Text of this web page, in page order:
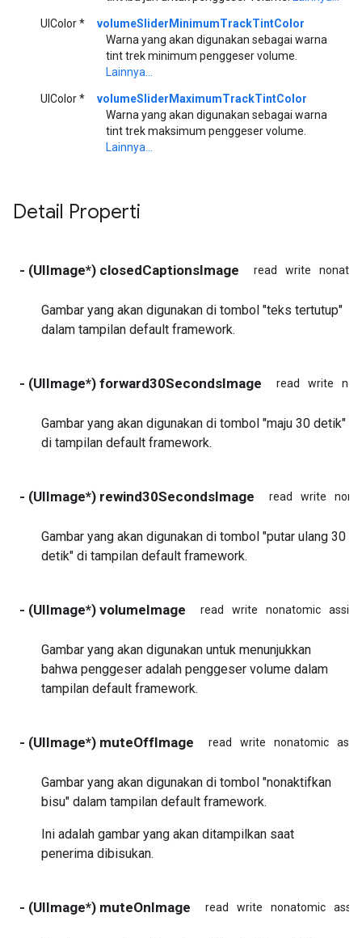
UIColor *
volumeSliderMinimumTrackTintColor
Warna yang akan digunakan sebagai warna
tint trek minimum penggeser volume.
Lainnya...
UIColor *
volumeSliderMaximumTrackTintColor
Warna yang akan digunakan sebagai warna
tint trek maksimum penggeser volume.
Lainnya...
Detail Properti
- (UIImage*) closedCaptionsImage read write
Gambar yang akan digunakan di tombol "teks tertutup"
dalam tampilan default framework.
- (UIImage*) forward30SecondsImage read write
Gambar yang akan digunakan di tombol "maju 30 detik"
di tampilan default framework.
- (UIImage*) rewind30SecondsImage read write
Gambar yang akan digunakan di tombol "putar ulang 30
detik" di tampilan default framework.
- (UIImage*) volumeImage read write nonatomic assign
Gambar yang akan digunakan untuk menunjukkan
bahwa penggeser adalah penggeser volume dalam
tampilan default framework.
- (UIImage*) muteOffImage read write nonatomic
Gambar yang akan digunakan di tombol "nonaktifkan
bisu" dalam tampilan default framework.
Ini adalah gambar yang akan ditampilkan saat
penerima dibisukan.
- (UIImage*) muteOnImage read write nonatomic